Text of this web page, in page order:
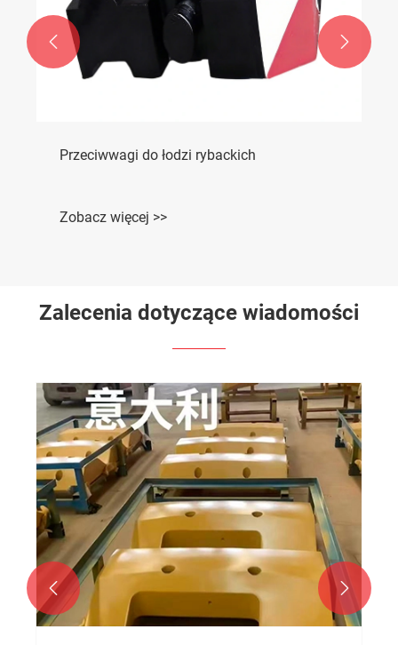
Przeciwwagi do łodzi rybackich
Zobacz więcej >>
 
Zalecenia dotyczące wiadomości
 